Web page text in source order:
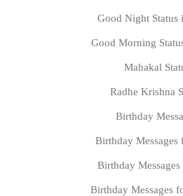
Good Night Status
Good Morning
Mahakal
Radhe Krishna
Birthday
Birthday Messages
Birthday
Birthday Messages